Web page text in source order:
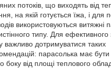
потоків, що виходять від
на якій готується їжа, і для
використовуються витяжні
типу. Для ефективного
важливо дотримуватися таких
парасолька має
боку від площі теплового